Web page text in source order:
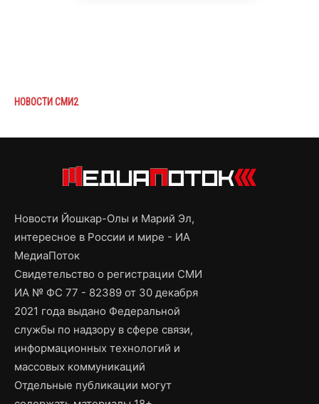
НОВОСТИ СМИ2
Новости Йошкар-Олы и Марий Эл,
интересное в России и мире - ИА
МедиаПоток
Свидетельство о регистрации СМИ
ИА № ФС 77 - 82389 от 30 декабря
2021 года выдано Федеральной
службы по надзору в сфере связи,
информационных технологий и
массовых коммуникаций
Отдельные публикации могут